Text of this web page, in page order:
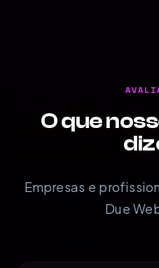
O que
Empresas e
Due